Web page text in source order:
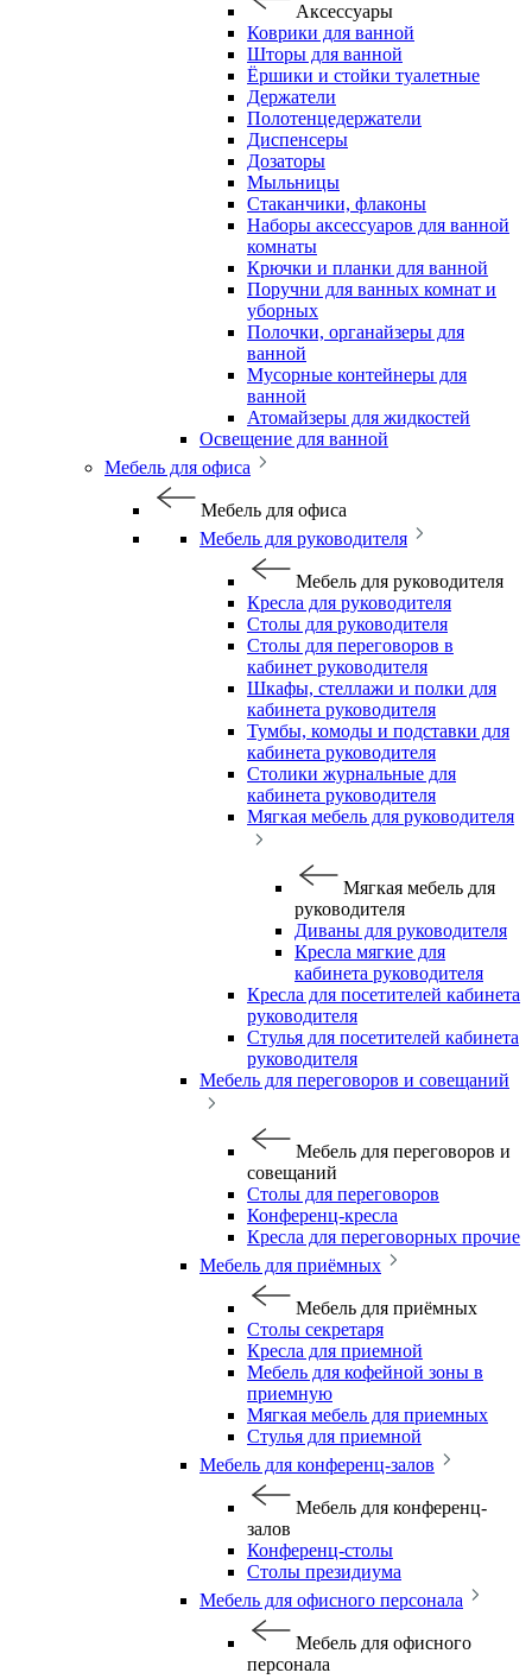
Аксессуары
Коврики для ванной
Шторы для ванной
Ёршики и стойки туалетные
Держатели
Полотенцедержатели
Диспенсеры
Дозаторы
Мыльницы
Стаканчики, флаконы
Наборы аксессуаров для ванной
комнаты
Крючки и планки для ванной
Поручни для ванных комнат и
уборных
Полочки, органайзеры для
ванной
Мусорные контейнеры для
ванной
Атомайзеры для жидкостей
Освещение для ванной
Мебель для офиса
Мебель для офиса
Мебель для руководителя
Мебель для руководителя
Кресла для руководителя
Столы для руководителя
Столы для переговоров в
кабинет руководителя
Шкафы, стеллажи и полки для
кабинета руководителя
Тумбы, комоды и подставки для
кабинета руководителя
Столики журнальные для
кабинета руководителя
Мягкая мебель для руководителя
Мягкая мебель для
руководителя
Диваны для руководителя
Кресла мягкие для
кабинета руководителя
Кресла для посетителей кабинета
руководителя
Стулья для посетителей кабинета
руководителя
Мебель для переговоров и совещаний
Мебель для переговоров и
совещаний
Столы для переговоров
Конференц-кресла
Кресла для переговорных прочие
Мебель для приёмных
Мебель для приёмных
Столы секретаря
Кресла для приемной
Мебель для кофейной зоны в
приемную
Мягкая мебель для приемных
Стулья для приемной
Мебель для конференц-залов
Мебель для конференц-
залов
Конференц-столы
Столы президиума
Мебель для офисного персонала
Мебель для офисного
персонала